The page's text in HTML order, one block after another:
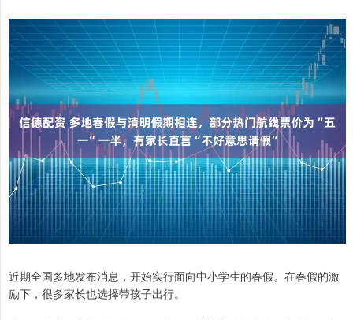
近期全国多地发布消息，开始实行面向中小学生的春假。在春假的激
励下，很多家长也选择带孩子出行。